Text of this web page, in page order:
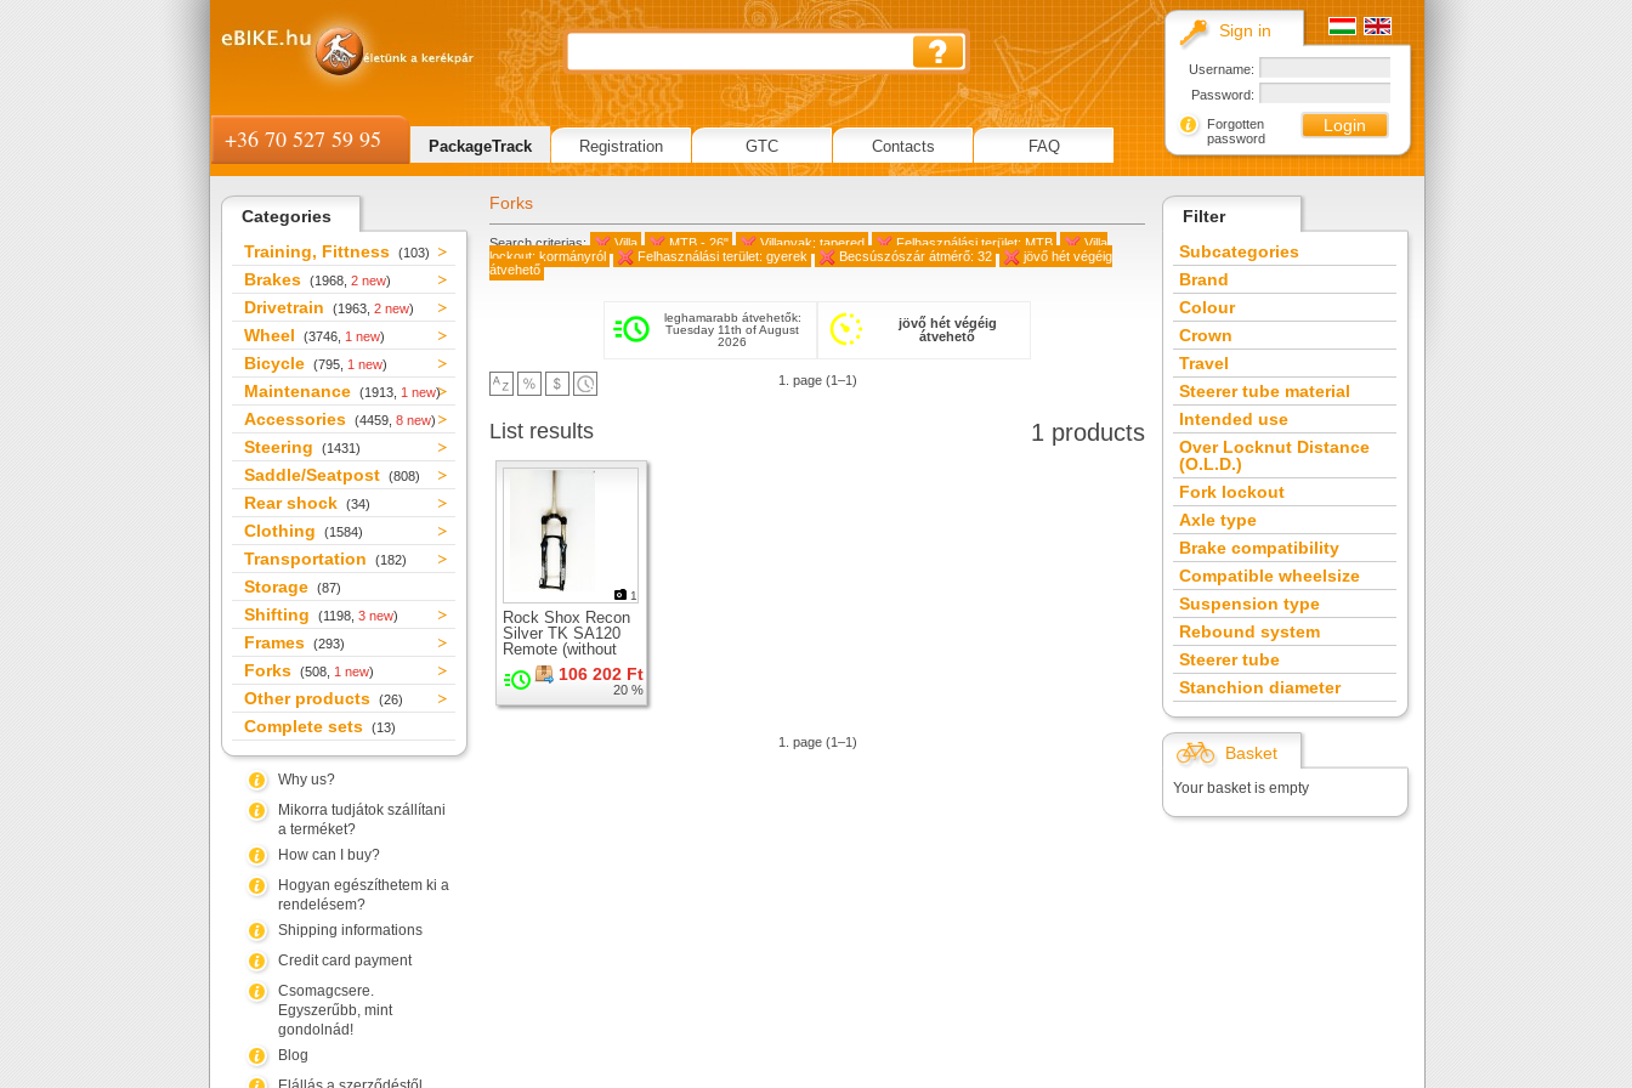
Categories
Training, Fittness (103)
Brakes (1968, 2 new)
Drivetrain (1963, 2 new)
Wheel (3746, 1 new)
Bicycle (795, 1 new)
Maintenance (1913, 1 new)
Accessories (4459, 8 new)
Steering (1431)
Saddle/Seatpost (808)
Rear shock (34)
Clothing (1584)
Transportation (182)
Storage (87)
Shifting (1198, 3 new)
Frames (293)
Forks (508, 1 new)
Other products (26)
Complete sets (13)
Why us?
Mikorra tudjátok szállítani
a terméket?
How can I buy?
Hogyan egészíthetem ki a
rendelésem?
Shipping informations
Credit card payment
Csomagcsere.
Egyszerűbb, mint
gondolnád!
Blog
Forks
Search criterias: Villa MTB - 26" Villanyak: tapered Felhasználási terület: MTB
Villa
lockout: kormányról
Felhasználási terület: gyerek Becsúszószár átmérő: 32
jövő hét végéig
átvehető
leghamarabb átvehetők:
Tuesday 11th of August
2026
jövő hét végéig
átvehető
1. page (1–1)
1 products
List results
1
Rock Shox Recon
Silver TK SA120
Remote (without
LO lever)
suspension fork for
106 202 Ft
20 %
1. page (1–1)
Filter
Subcategories
Brand
Colour
Crown
Travel
Steerer tube material
Intended use
Over Locknut Distance
(O.L.D.)
Fork lockout
Axle type
Brake compatibility
Compatible wheelsize
Suspension type
Rebound system
Steerer tube
Stanchion diameter
Basket
Your basket is empty
Sign in
Username:
Password:
Forgotten
password
+36 70 527 59 95 PackageTrack Registration GTC Contacts FAQ